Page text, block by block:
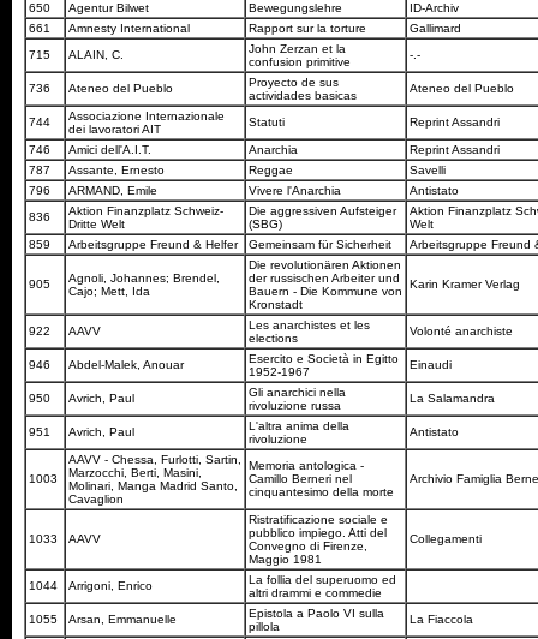
650 Agentur Bilwet Bewegungslehre
ID-Archiv
661
Amnesty International Rapport sur la torture
Gallimard
715
ALAIN, C.
John Zerzan et la
confusion primitive
-.-
736 Ateneo del Pueblo
Proyecto de sus
actividades basicas
Ateneo del Pueblo
744
Associazione Internazionale
dei lavoratori AIT
Statuti Reprint Assandri
746 Amici dell'A.I.T. Anarchia
Reprint Assandri
787
Assante, Ernesto Reggae
Savelli
796
ARMAND, Emile Vivere l'Anarchia
Antistato
836
Aktion Finanzplatz Schweiz-
Dritte Welt
Die aggressiven Aufsteiger
(SBG)
Aktion Finanzplatz
Welt
859
Arbeitsgruppe Freund & Helfer Gemeinsam für Sicherheit Arbeitsgruppe Freund
905
Agnoli, Johannes; Brendel,
Cajo; Mett, Ida
Die revolutionären Aktionen
der russischen Arbeiter und
Bauern - Die Kommune von
Kronstadt
Karin Kramer Verlag
922 AAVV
Les anarchistes et les
elections
Volonté anarchiste
946 Abdel-Malek, Anouar
Esercito e Società in Egitto
1952-1967
Einaudi
950 Avrich, Paul
Gli anarchici nella
rivoluzione russa
La Salamandra
951 Avrich, Paul
L'altra anima della
rivoluzione
Antistato
1003
AAVV - Chessa, Furlotti, Sartin,
Marzocchi, Berti, Masini,
Molinari, Manga Madrid Santo,
Cavaglion
Memoria antologica -
Camillo Berneri nel
cinquantesimo della morte
Archivio Famiglia
1033 AAVV
Ristratificazione sociale e
pubblico impiego. Atti del
Convegno di Firenze,
Maggio 1981
Collegamenti
1044 Arrigoni, Enrico
La follia del superuomo ed
altri drammi e commedie
1055
Arsan, Emmanuelle
Epistola a Paolo VI sulla
pillola
La Fiaccola